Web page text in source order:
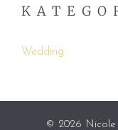
Wedding
© 2026 Nicole